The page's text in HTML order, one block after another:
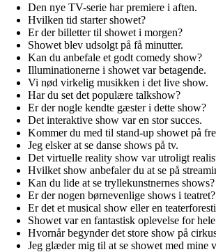
Den nye TV-serie har premiere i aften.
Hvilken tid starter showet?
Er der billetter til showet i morgen?
Showet blev udsolgt på få minutter.
Kan du anbefale et godt comedy show?
Illuminationerne i showet var betagende.
Vi nød virkelig musikken i det live show.
Har du set det populære talkshow?
Er der nogle kendte gæster i dette show?
Det interaktive show var en stor succes.
Kommer du med til stand-up showet på
Jeg elsker at se danse shows på tv.
Det virtuelle reality show var utroligt
Hvilket show anbefaler du at se på
Kan du lide at se tryllekunstnernes shows?
Er der nogen børnevenlige shows i teatret?
Er det et musical show eller en
Showet var en fantastisk oplevelse for
Hvornår begynder det store show på
Jeg glæder mig til at se showet med mine